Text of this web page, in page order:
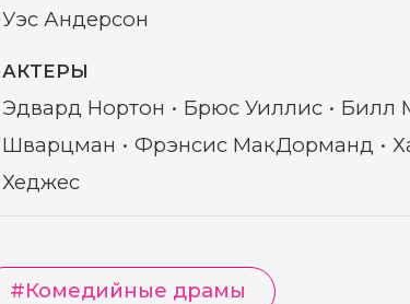
Уэс Андерсон
АКТЕРЫ
Эдвард Нортон Брюс Уиллис Билл
Шварцман
Фрэнсис МакДорманд
Хеджес
#Комедийные драмы